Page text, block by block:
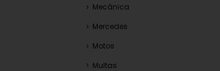
Mecánica
Mercedes
Motos
Multas